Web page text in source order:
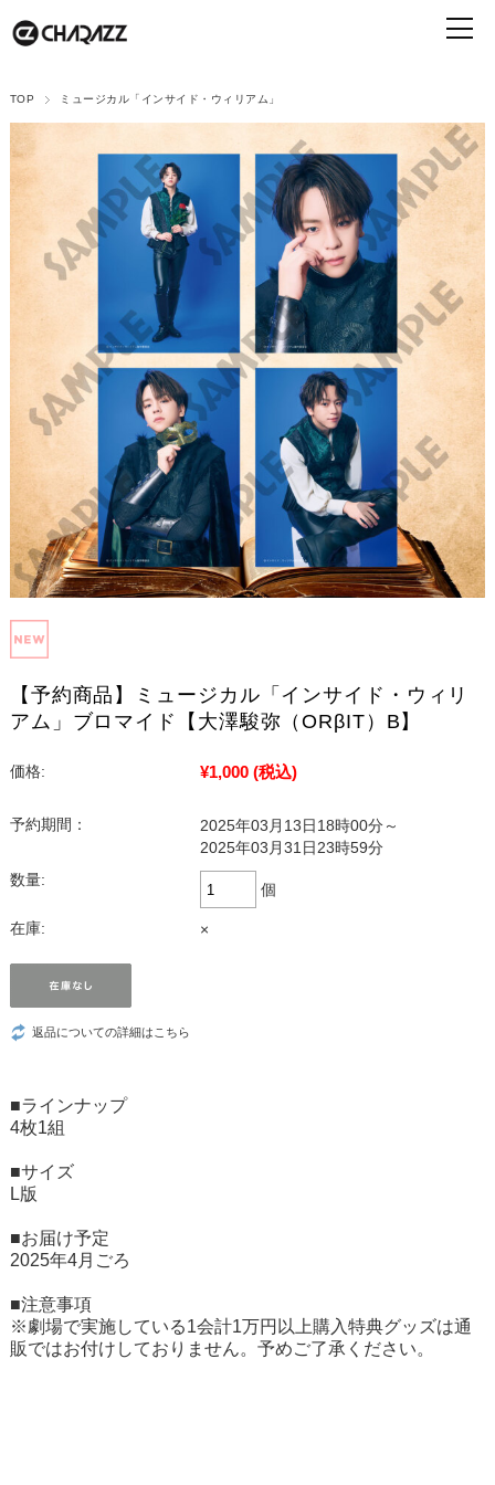
TOP ミュージカル「インサイド・ウィリアム」
【予約商品】ミュージカル「インサイド・ウィリ
アム」ブロマイド【大澤駿弥（ORβIT）B】
価格: ¥1,000 (税込)
予約期間：
2025年03月13日18時00分～
2025年03月31日23時59分
数量:
個
在庫: ×
返品についての詳細はこちら
■ラインナップ
4枚1組
■サイズ
L版
■お届け予定
2025年4月ごろ
■注意事項
※劇場で実施している1会計1万円以上購入特典グッズは通
販ではお付けしておりません。予めご了承ください。